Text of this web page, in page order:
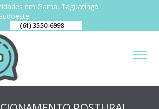
em Gama, Taguatinga
(61) 3550-6998